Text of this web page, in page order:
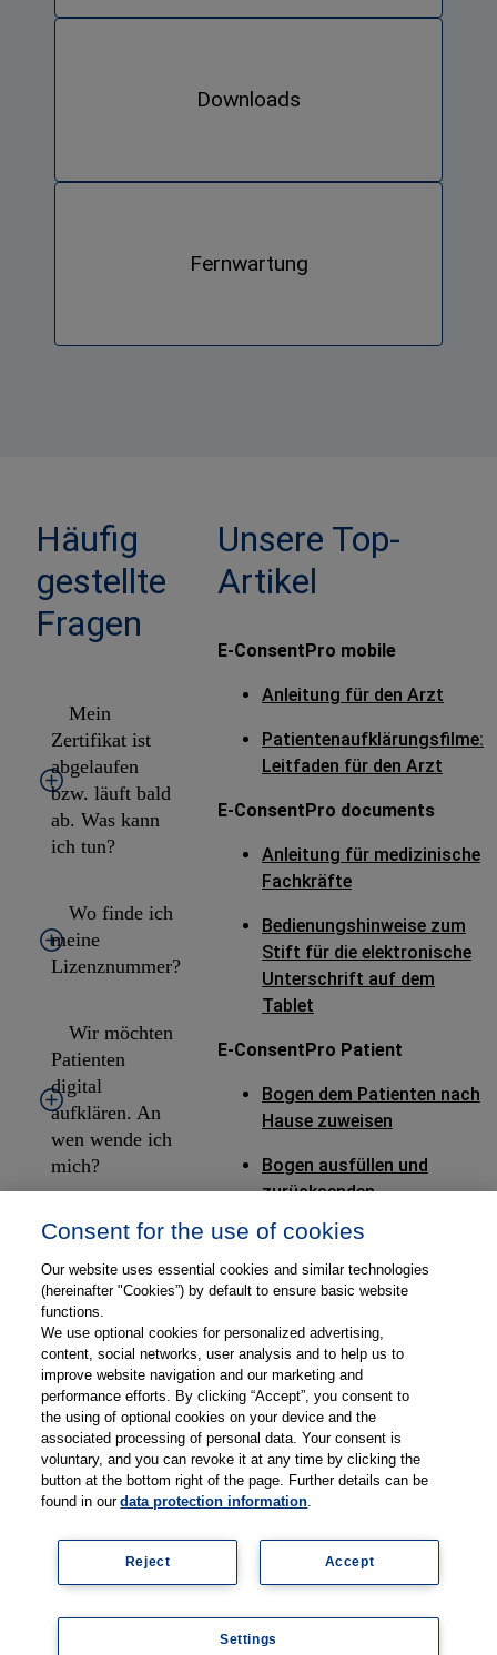
Downloads
Fernwartung
Häufig
gestellte
Fragen
Mein
Zertifikat ist
abgelaufen
bzw. läuft bald
ab. Was kann
ich tun?
Wo finde ich
meine
Lizenznummer?
Wir möchten
Patienten
digital
aufklären. An
wen wende ich
mich?
Ich habe
Fragen zum
Webshop wo
finde ich Tipps
dazu?
Unsere Top-
Artikel
E-ConsentPro mobile
Anleitung für den Arzt
Patientenaufklärungsfilme:
Leitfaden für den Arzt
E-ConsentPro documents
Anleitung für medizinische
Fachkräfte
Bedienungshinweise zum
Stift für die elektronische
Unterschrift auf dem
Tablet
E-ConsentPro Patient
Bogen dem Patienten nach
Hause zuweisen
Bogen ausfüllen und
zurücksenden
©2026 Thieme Compliance GmbH Impressum
Consent for the use of cookies
Our website uses essential cookies and similar technologies
(hereinafter "Cookies”) by default to ensure basic website
functions.
We use optional cookies for personalized advertising,
content, social networks, user analysis and to help us to
improve website navigation and our marketing and
performance efforts. By clicking “Accept”, you consent to
the using of optional cookies on your device and the
associated processing of personal data. Your consent is
voluntary, and you can revoke it at any time by clicking the
button at the bottom right of the page. Further details can be
found in ourdata protection information.
Accept
Reject
Settings